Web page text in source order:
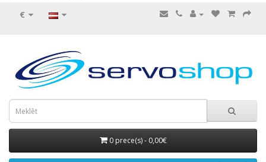
€
0 prece(s) - 0,00€